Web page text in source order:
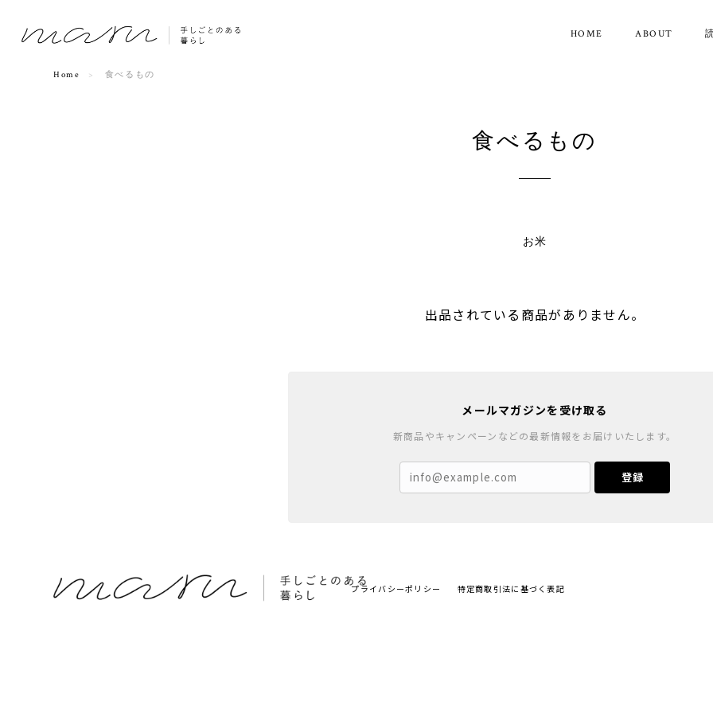
HOME ABOUT
Home 食べるもの
食べるもの
お米
出品されている商品がありません。
メールマガジンを受け取る
新商品やキャンペーンなどの最新情報をお届けいたします。
登録
プライバシーポリシー 特定商取引法に基づく表記